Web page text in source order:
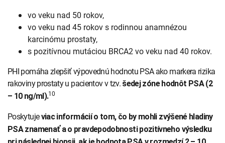
vo veku nad 50 rokov,
vo veku nad 45 rokov s rodinnou anamnézou
karcinómu prostaty,
s pozitívnou mutáciou BRCA2 vo veku nad 40 rokov.
PHI pomáha zlepšiť výpovednú hodnotu PSA ako markera rizika
rakoviny prostaty u pacientov v tzv. šedej zóne hodnôt PSA (2
– 10 ng/ml).10
Poskytujeviac informácií o tom, čo by mohli zvýšené hladiny
PSA znamenať a o pravdepodobnosti pozitívneho výsledku